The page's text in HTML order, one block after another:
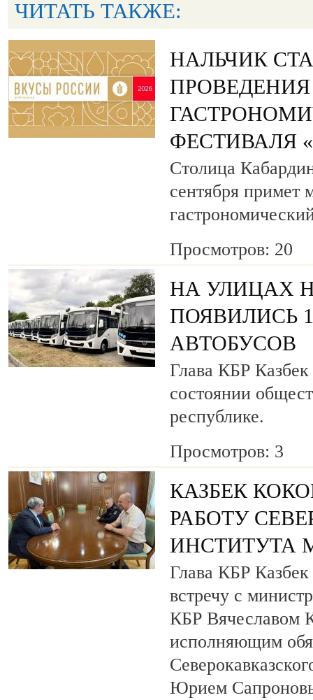
ЧИТАТЬ ТАКЖЕ:
НАЛЬЧИК
ПРОВЕДЕНИЯ
ФЕСТИВАЛЯ
Столица
сентября примет
Просмотров: 20
НА УЛИЦАХ
ПОЯВИЛИСЬ
АВТОБУСОВ
Глава КБР
состоянии
республике.
Просмотров: 3
КАЗБЕК
РАБОТУ
ИНСТИТУТА
Глава КБР
встречу с
КБР Вячеславом
исполняющим
Юрием